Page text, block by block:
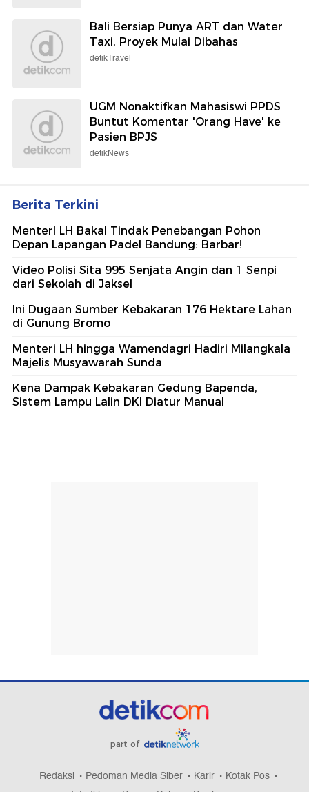
Bali Bersiap Punya ART dan Water
Taxi, Proyek Mulai Dibahas
detikTravel
UGM Nonaktifkan Mahasiswi PPDS
Buntut Komentar 'Orang Have' ke
Pasien BPJS
detikNews
Berita Terkini
MenterI LH Bakal Tindak Penebangan Pohon
Depan Lapangan Padel Bandung: Barbar!
Video Polisi Sita 995 Senjata Angin dan 1 Senpi
dari Sekolah di Jaksel
Ini Dugaan Sumber Kebakaran 176 Hektare Lahan
di Gunung Bromo
Menteri LH hingga Wamendagri Hadiri Milangkala
Majelis Musyawarah Sunda
Kena Dampak Kebakaran Gedung Bapenda,
Sistem Lampu Lalin DKI Diatur Manual
part of
Redaksi Pedoman Media Siber Karir
Kotak Pos